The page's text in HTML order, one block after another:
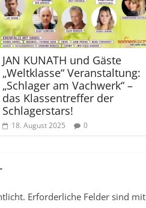
JAN KUNATH und Gäste
„Weltklasse“ Veranstaltung:
„Schlager am Vachwerk“ –
das Klassentreffer der
Schlagerstars!
18. August 2025 0
Erforderliche Felder sind mit